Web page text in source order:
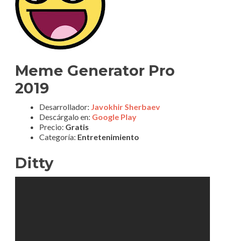
Meme Generator Pro
2019
Desarrollador: Javokhir Sherbaev
Descárgalo en: Google Play
Precio: Gratis
Categoría: Entretenimiento
Ditty